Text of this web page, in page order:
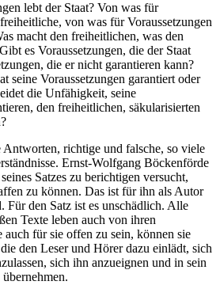
lebt der Staat? Von was für
von was für Voraussetzungen
macht den freiheitlichen, was den
es Voraussetzungen, die der Staat
die er nicht garantieren kann?
seine Voraussetzungen garantiert oder
die Unfähigkeit, seine
den freiheitlichen, säkularisierten
richtige und falsche, so viele
Ernst-Wolfgang Böckenförde
Satzes zu berichtigen versucht,
zu können. Das ist für ihn als Autor
Für den Satz ist es unschädlich. Alle
Texte leben auch von ihren
auch für sie offen zu sein, können sie
den Leser und Hörer dazu einlädt, sich
sich ihn anzueignen und in sein